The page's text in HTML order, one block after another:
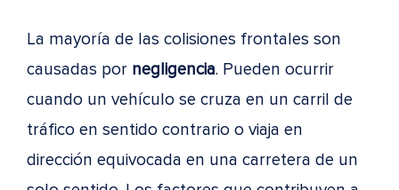
La mayoría de las colisiones frontales son
causadas por negligencia. Pueden ocurrir
cuando un vehículo se cruza en un carril de
tráfico en sentido contrario o viaja en
dirección equivocada en una carretera de un